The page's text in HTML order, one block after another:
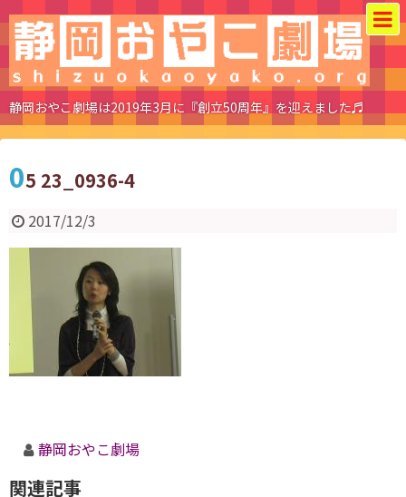
静岡おやこ劇場は2019年3月に『創立50周年』を迎えました♬
05 23_0936-4
2017/12/3
静岡おやこ劇場
関連記事